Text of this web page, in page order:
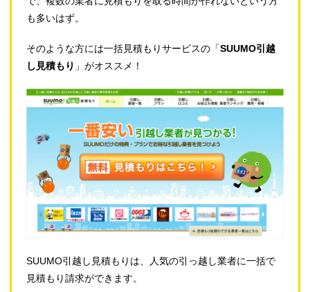
も多いはず。
そのような方には一括見積もりサービスの「SUUMO引越
し見積もり 」がオススメ！
SUUMO引越し見積もりは、人気の引っ越し業者に一括で
見積もり請求ができます。